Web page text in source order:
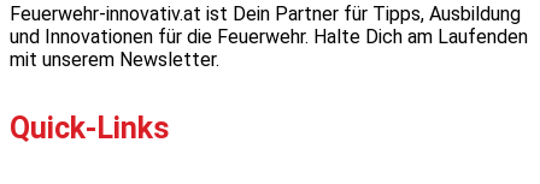
Feuerwehr-innovativ.at ist Dein Partner für Tipps, Ausbildung
und Innovationen für die Feuerwehr. Halte Dich am Laufenden
mit unserem Newsletter.
Quick-Links